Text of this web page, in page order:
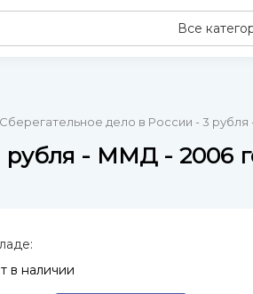
Все
дело в России - 3
рубля - ММД - 2006
в наличии